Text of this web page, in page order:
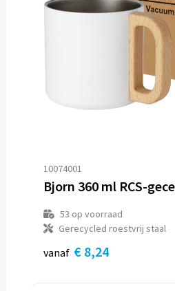
10074001
53 op voorraad
Gerecycled roestvrij staal
vanaf € 8,24